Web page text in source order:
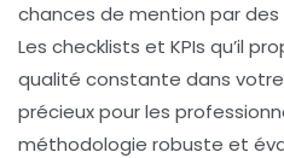
chances de mention par
Les checklists et KPIs qu’il
qualité constante dans
précieux pour les
méthodologie robuste et